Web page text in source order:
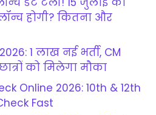
होगी? कितना और
1 लाख नई भर्ती, CM
को मिलेगा मौका
Online 2026: 10th & 12th
Fast